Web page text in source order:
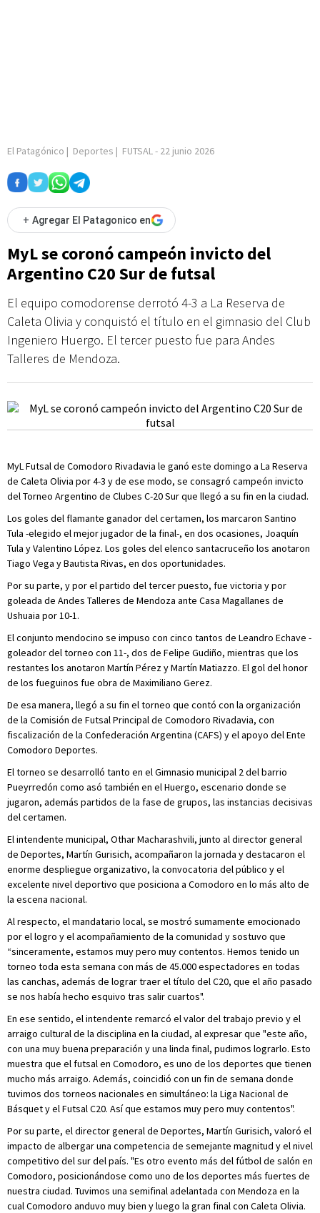
El Patagónico | Deportes | FUTSAL- 22 junio 2026
+ Agregar El Patagonico en
MyL se coronó campeón invicto del
Argentino C20 Sur de futsal
El equipo comodorense derrotó 4-3 a La Reserva de
Caleta Olivia y conquistó el título en el gimnasio del Club
Ingeniero Huergo. El tercer puesto fue para Andes
Talleres de Mendoza.
MyL Futsal de Comodoro Rivadavia le ganó este domingo a La Reserva
de Caleta Olivia por 4-3 y de ese modo, se consagró campeón invicto
del Torneo Argentino de Clubes C-20 Sur que llegó a su fin en la ciudad.
Los goles del flamante ganador del certamen, los marcaron Santino
Tula -elegido el mejor jugador de la final-, en dos ocasiones, Joaquín
Tula y Valentino López. Los goles del elenco santacruceño los anotaron
Tiago Vega y Bautista Rivas, en dos oportunidades.
Por su parte, y por el partido del tercer puesto, fue victoria y por
goleada de Andes Talleres de Mendoza ante Casa Magallanes de
Ushuaia por 10-1.
El conjunto mendocino se impuso con cinco tantos de Leandro Echave -
goleador del torneo con 11-, dos de Felipe Gudiño, mientras que los
restantes los anotaron Martín Pérez y Martín Matiazzo. El gol del honor
de los fueguinos fue obra de Maximiliano Gerez.
De esa manera, llegó a su fin el torneo que contó con la organización
de la Comisión de Futsal Principal de Comodoro Rivadavia, con
fiscalización de la Confederación Argentina (CAFS) y el apoyo del Ente
Comodoro Deportes.
El torneo se desarrolló tanto en el Gimnasio municipal 2 del barrio
Pueyrredón como asó también en el Huergo, escenario donde se
jugaron, además partidos de la fase de grupos, las instancias decisivas
del certamen.
El intendente municipal, Othar Macharashvili, junto al director general
de Deportes, Martín Gurisich, acompañaron la jornada y destacaron el
enorme despliegue organizativo, la convocatoria del público y el
excelente nivel deportivo que posiciona a Comodoro en lo más alto de
la escena nacional.
Al respecto, el mandatario local, se mostró sumamente emocionado
por el logro y el acompañamiento de la comunidad y sostuvo que
“sinceramente, estamos muy pero muy contentos. Hemos tenido un
torneo toda esta semana con más de 45.000 espectadores en todas
las canchas, además de lograr traer el título del C20, que el año pasado
se nos había hecho esquivo tras salir cuartos".
En ese sentido, el intendente remarcó el valor del trabajo previo y el
arraigo cultural de la disciplina en la ciudad, al expresar que "este año,
con una muy buena preparación y una linda final, pudimos lograrlo. Esto
muestra que el futsal en Comodoro, es uno de los deportes que tienen
mucho más arraigo. Además, coincidió con un fin de semana donde
tuvimos dos torneos nacionales en simultáneo: la Liga Nacional de
Básquet y el Futsal C20. Así que estamos muy pero muy contentos".
Por su parte, el director general de Deportes, Martín Gurisich, valoró el
impacto de albergar una competencia de semejante magnitud y el nivel
competitivo del sur del país. "Es otro evento más del fútbol de salón en
Comodoro, posicionándose como uno de los deportes más fuertes de
nuestra ciudad. Tuvimos una semifinal adelantada con Mendoza en la
cual Comodoro anduvo muy bien y luego la gran final con Caleta Olivia.